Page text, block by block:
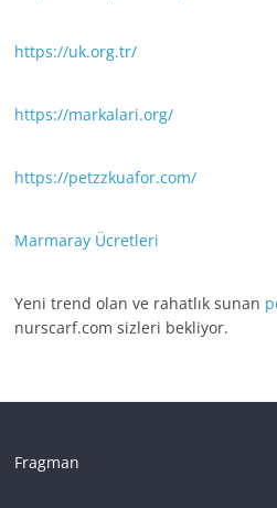
https://uk.org.tr/
https://markalari.org/
https://petzzkuafor.com/
Marmaray Ücretleri
Yeni trend olan ve rahatlık sunan
nurscarf.com sizleri bekliyor.
Fragman